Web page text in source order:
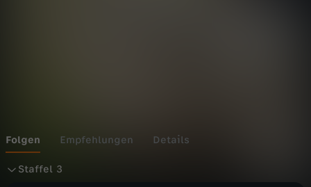
Folgen Empfehlungen Details
Staffel 3
S